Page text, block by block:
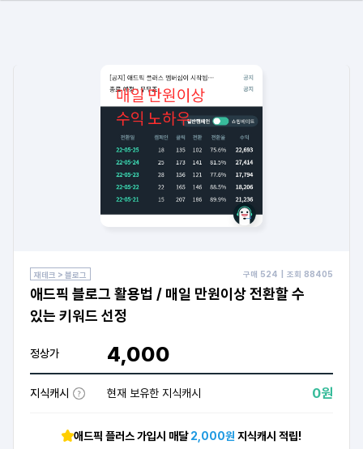
재테크 > 블로그 구매 524 | 조회 88405
애드픽 블로그 활용법 / 매일 만원이상 전환할 수
있는 키워드 선정
정상가 4,000
지식캐시 현재 보유한 지식캐시 0원
애드픽 플러스 가입시 매달2,000원 지식캐시 적립!